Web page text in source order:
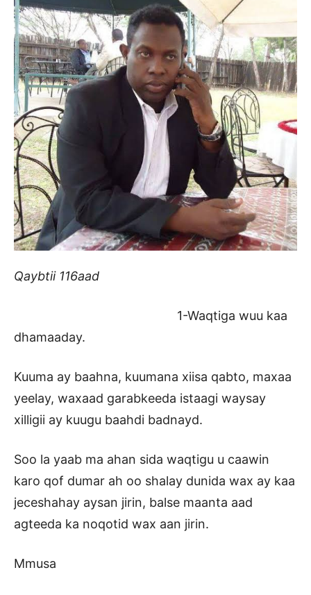
Qaybtii 116aad
1-Waqtiga wuu kaa
dhamaaday.
Kuuma ay baahna, kuumana xiisa qabto, maxaa
yeelay, waxaad garabkeeda istaagi waysay
xilligii ay kuugu baahdi badnayd.
Soo la yaab ma ahan sida waqtigu u caawin
karo qof dumar ah oo shalay dunida wax ay kaa
jeceshahay aysan jirin, balse maanta aad
agteeda ka noqotid wax aan jirin.
Mmusa